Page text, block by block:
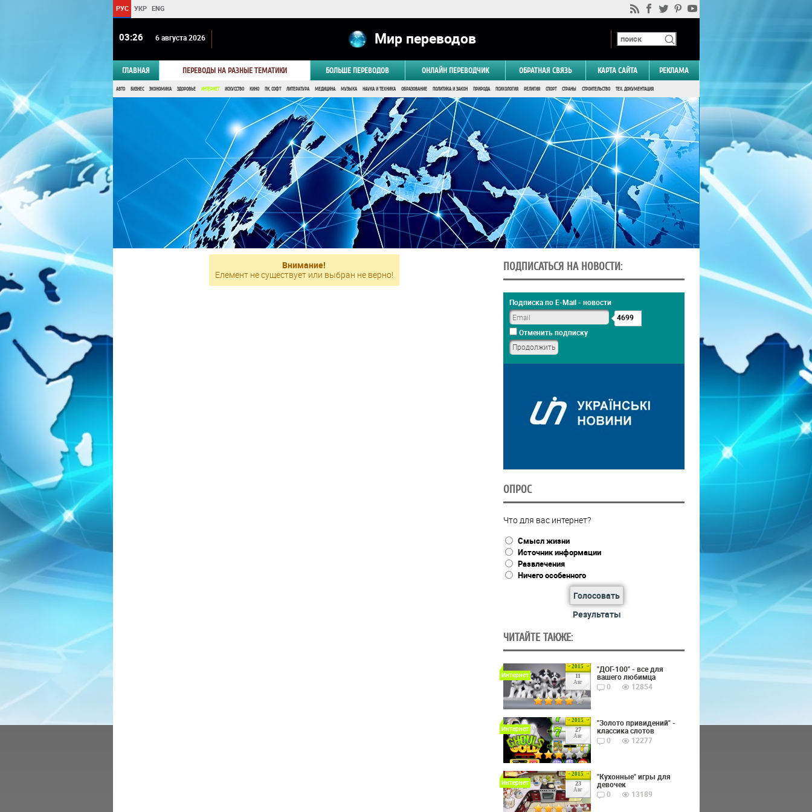
РУС УКР ENG
03:26 6 августа 2026 Мир переводов
ГЛАВНАЯ ПЕРЕВОДЫ НА РАЗНЫЕ ТЕМАТИКИ БОЛЬШЕ ПЕРЕВОДОВ ОНЛАЙН ПЕРЕВОДЧИК ОБРАТНАЯ СВЯЗЬ КАРТА САЙТА РЕКЛАМА
АВТО БИЗНЕС ЭКОНОМИКА ЗДОРОВЬЕ ИНТЕРНЕТ ИСКУССТВО КИНО ПК, СОФТ ЛИТЕРАТУРА МЕДИЦИНА МУЗЫКА НАУКА И ТЕХНИКА ОБРАЗОВАНИЕ ПОЛИТИКА И ЗАКОН ПРИРОДА ПСИХОЛОГИЯ РЕЛИГИЯ СПОРТ СТРАНЫ СТРОИТЕЛЬСТВО ТЕХ. ДОКУМЕНТАЦИЯ
Внимание!
Елемент не существует или выбран не верно!
ПОДПИСАТЬСЯ НА НОВОСТИ:
Подписка по E-Mail - новости
4699
Отменить подписку
ОПРОС
Что для вас интернет?
Смысл жизни
Источник информации
Развлечения
Ничего особенного
Голосовать
Результаты
ЧИТАЙТЕ ТАКЖЕ:
2015
11
Авг
Интернет
"ДОГ-100" - все для
вашего любимца
0
12854
2015
27
Авг
Интернет
"Золото привидений" -
классика слотов
0
12277
2015
23
Авг
Интернет
"Кухонные" игры для
девочек
0
13189